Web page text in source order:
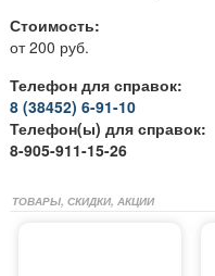
Стоимость:
от 200 руб.
Телефон для справок:
8 (38452) 6-91-10
Телефон(ы) для справок:
8-905-911-15-26
ТОВАРЫ, СКИДКИ, АКЦИИ